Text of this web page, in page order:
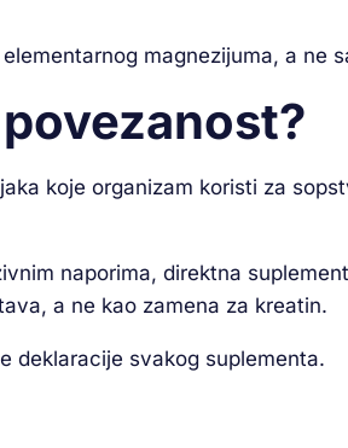
magnezijuma, a ne
koje organizam koristi za
naporima, direktna
a ne kao zamena za kreatin.
deklaracije svakog suplementa.